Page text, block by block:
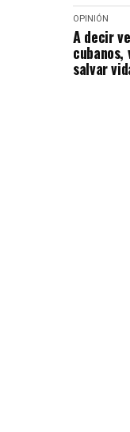
OPINIÓN
A decir
cubanos,
salvar